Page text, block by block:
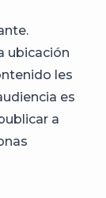
ubicación
les
es
a